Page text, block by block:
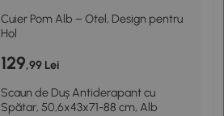
Cuier Pom Alb – Otel, Design pentru
Hol
129,99 Lei
Scaun de Duș Antiderapant cu
Spătar, 50,6x43x71-88 cm, Alb